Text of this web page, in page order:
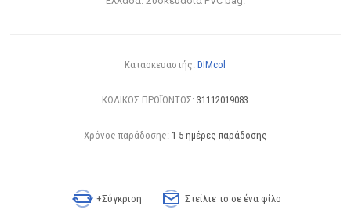
Κατασκευαστής: DIMcol
ΚΩΔΙΚΟΣ ΠΡΟΪΟΝΤΟΣ: 31112019083
Χρόνος παράδοσης: 1-5 ημέρες παράδοσης
+Σύγκριση Στείλτε το σε ένα φίλο